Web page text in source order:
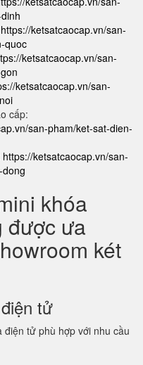
https://ketsatcaocap.vn/san-
quoc
ketsatcaocap.vn/san-
ketsatcaocap.vn/san-
cấp:
san-pham/ket-sat-dien-
https://ketsatcaocap.vn/san-
khóa
được ưa
két
tử
tử phù hợp với nhu cầu